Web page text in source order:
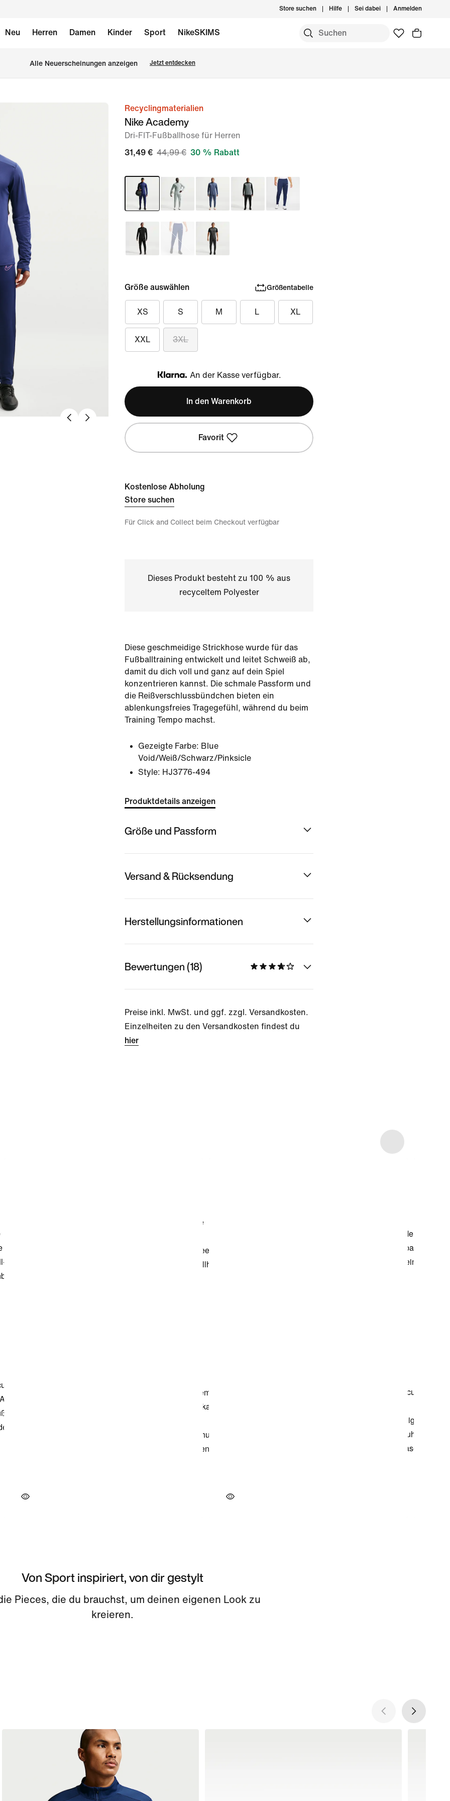
Store suchen Hilfe Sei dabei Anmelden
Neu Herren Damen Kinder Sport NikeSKIMS
Alle Neuerscheinungen anzeigen Jetzt entdecken
Bild 1Recyclingmaterialien
Nike Academy
Dri-FIT-Fußballhose für Herren
31,49 € 44,99 € 30 % Rabatt
Größe auswählen Größentabelle
XS S M L XL
XXL 3XL
Klarna
An der Kasse verfügbar.
In den Warenkorb
Favorit
Kostenlose Abholung
Store suchen
Für Click and Collect beim Checkout verfügbar
Dieses Produkt besteht zu 100 % aus
recyceltem Polyester
Diese geschmeidige Strickhose wurde für das
Fußballtraining entwickelt und leitet Schweiß ab,
damit du dich voll und ganz auf dein Spiel
konzentrieren kannst. Die schmale Passform und
die Reißverschlussbündchen bieten ein
ablenkungsfreies Tragegefühl, während du beim
Training Tempo machst.
Gezeigte Farbe: Blue
Void/Weiß/Schwarz/Pinksicle
Style: HJ3776-494
Produktdetails anzeigen
Größe und Passform
Versand & Rücksendung
Herstellungsinformationen
Bewertungen (18)
Preise inkl. MwSt. und ggf. zzgl. Versandkosten.
Einzelheiten zu den Versandkosten findest du
hier
Von Sport inspiriert, von dir gestylt
Pieces, die du brauchst, um deinen eigenen Look zu
kreieren.